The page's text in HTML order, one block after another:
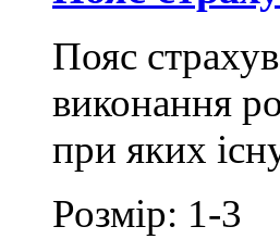
Пояс
виконання
при яких
Розмір: 1-3